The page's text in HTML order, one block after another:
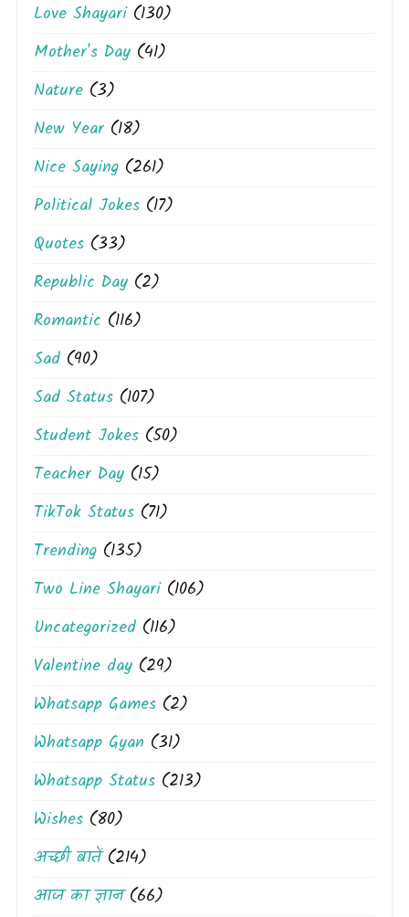
Love Shayari(130)
Mother's Day (41)
Nature (3)
New Year(18)
Nice Saying (261)
Political Jokes (17)
Quotes (33)
Republic Day (2)
Romantic (116)
Sad (90)
Sad Status (107)
Student Jokes (50)
Teacher Day (15)
TikTok Status (71)
Trending (135)
Two Line Shayari(106)
Uncategorized (116)
Valentine day (29)
Whatsapp Games (2)
Whatsapp Gyan (31)
Whatsapp Status (213)
Wishes (80)
अच्छी बातें(214)
आज का ज्ञान(66)